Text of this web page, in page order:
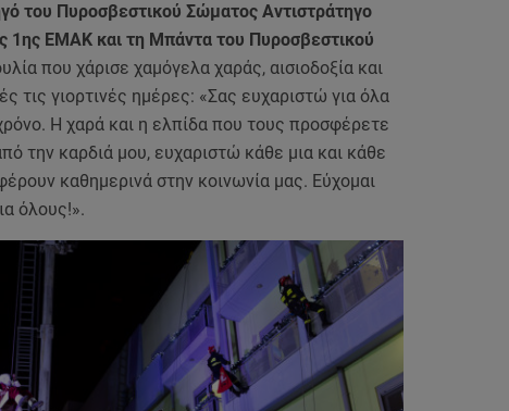
του Πυροσβεστικού Σώματος Αντιστράτηγο
1ης ΕΜΑΚ και τη Μπάντα του Πυροσβεστικού
που χάρισε χαμόγελα χαράς, αισιοδοξία και
τις γιορτινές ημέρες: «Σας ευχαριστώ για όλα
Η χαρά και η ελπίδα που τους προσφέρετε
την καρδιά μου, ευχαριστώ κάθε μια και κάθε
καθημερινά στην κοινωνία μας. Εύχομαι
όλους!».